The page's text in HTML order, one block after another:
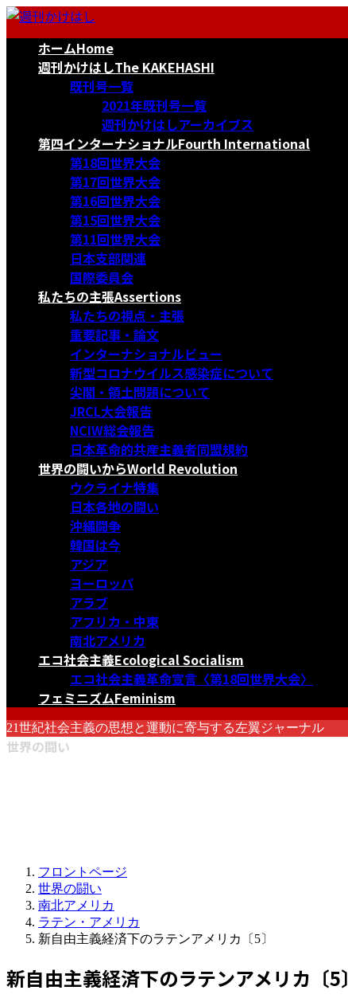
コ
ナ
ホームHome
週刊かけはしThe KAKEHASHI
既刊号一覧
2021年既刊号一覧
週刊かけはしアーカイブス
第四インターナショナルFourth International
第18回世界大会
第17回世界大会
第16回世界大会
第15回世界大会
第11回世界大会
日本支部関連
国際委員会
私たちの主張Assertions
私たちの視点・主張
重要記事・論文
インターナショナルビュー
新型コロナウイルス感染症について
尖閣・領土問題について
JRCL大会報告
NCIW総会報告
日本革命的共産主義者同盟規約
世界の闘いからWorld Revolution
ウクライナ特集
日本各地の闘い
沖縄闘争
韓国は今
アジア
ヨーロッパ
アラブ
アフリカ・中東
南北アメリカ
エコ社会主義Ecological Socialism
エコ社会主義革命宣言〈第18回世界大会〉
フェミニズムFeminism
21世紀社会主義の思想と運動に寄与する左翼ジャーナル
世界の闘い
フロントページ
世界の闘い
南北アメリカ
ラテン・アメリカ
新自由主義経済下のラテンアメリカ〔5〕
新自由主義経済下のラテンアメリカ〔5〕